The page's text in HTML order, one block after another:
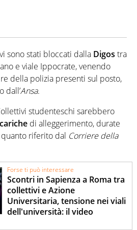
sono stati bloccati dalla Digos tra
e viale Ippocrate, venendo
della polizia presenti sul posto,
dall’Ansa.
studenteschi sarebbero
cariche di alleggerimento, durate
riferito dal Corriere della
Forse ti può interessare
Scontri in Sapienza a Roma tra
collettivi e Azione
Universitaria, tensione nei viali
dell'università: il video